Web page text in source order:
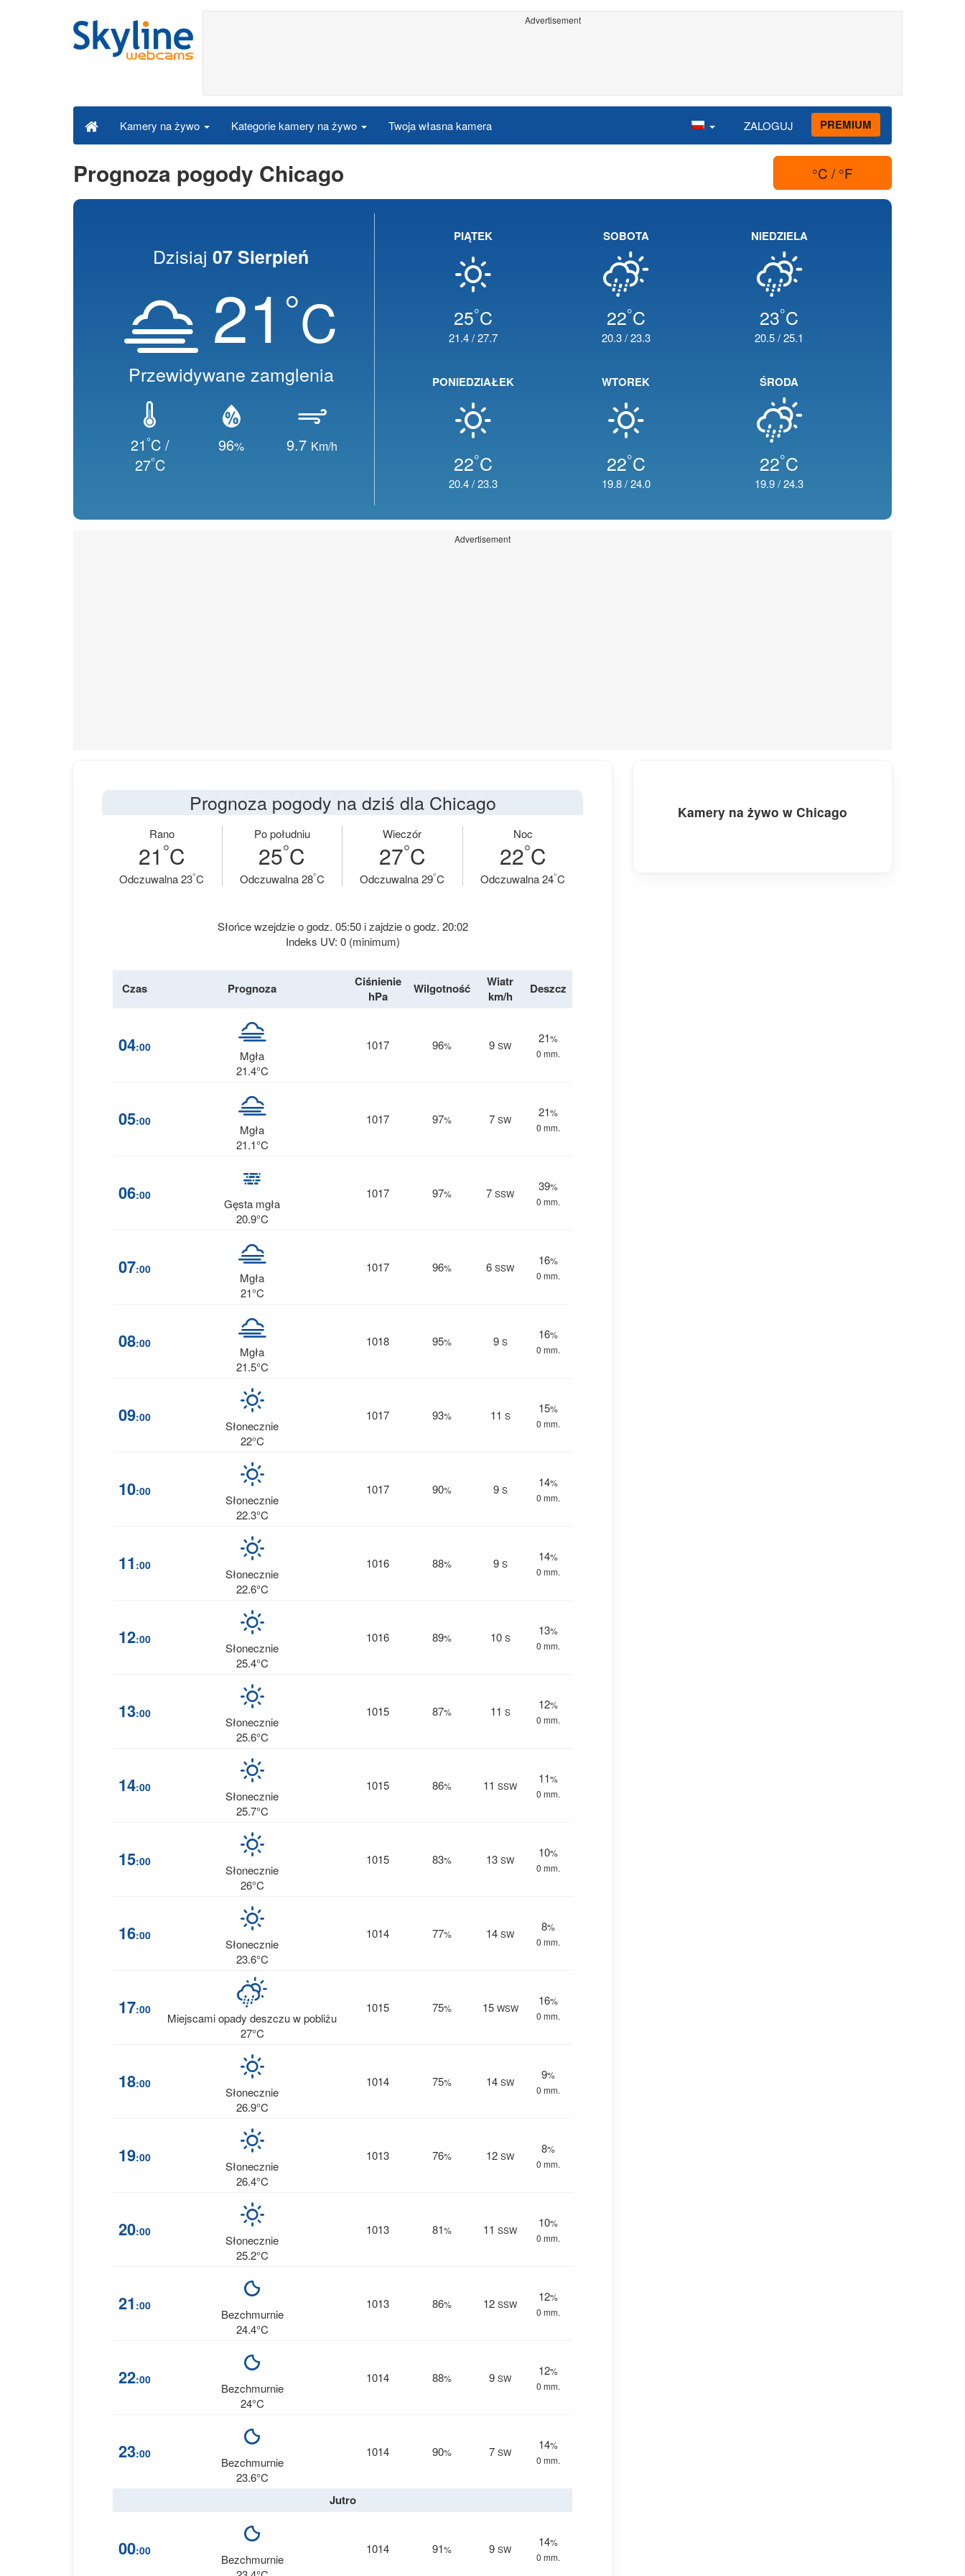
Advertisement
Kamery na żywo Kategorie kamery na żywo Twoja własna kamera ZALOGUJ PREMIUM
Prognoza pogody Chicago °C / °F
Dzisiaj 07 Sierpień
21 °C
Przewidywane zamglenia
21°C /
27°C
96% 9.7 Km/h
PIĄTEK
25°C
21.4/27.7
SOBOTA
22°C
20.3/23.3
NIEDZIELA
23°C
20.5/25.1
PONIEDZIAŁEK
22°C
20.4/23.3
WTOREK
22°C
19.8/24.0
ŚRODA
22°C
19.9/24.3
Advertisement
Prognoza pogody na dziś dla Chicago
Rano
21 °C
Odczuwalna 23°C
Po południu
25°C
Odczuwalna 28°C
Wieczór
27°C
Odczuwalna 29°C
Noc
22°C
Odczuwalna 24°C
Słońce wzejdzie o godz. 05:50 i zajdzie o godz. 20:02
Indeks UV: 0 (minimum)
Czas Prognoza
Ciśnienie
hPa
Wilgotność
Wiatr
km/h
Deszcz
04:00
Mgła
21.4°C
1017 96% 9 SW
21%
0 mm.
05:00
Mgła
21.1°C
1017 97% 7 SW
21%
0 mm.
06:00
Gęsta mgła
20.9°C
1017 97% 7 SSW
39%
0 mm.
07:00
Mgła
21°C
1017 96% 6 SSW
16%
0 mm.
08:00
Mgła
21.5°C
1018 95% 9 S
16%
0 mm.
09:00
Słonecznie
22°C
1017 93% 11 S
15%
0 mm.
10:00
Słonecznie
22.3°C
1017 90% 9 S
14%
0 mm.
11 :00
Słonecznie
22.6°C
1016 88% 9 S
14%
0 mm.
12:00
Słonecznie
25.4°C
1016 89% 10 S
13%
0 mm.
13:00
Słonecznie
25.6°C
1015 87% 11 S
12%
0 mm.
14:00
Słonecznie
25.7°C
1015 86% 11 SSW
11%
0 mm.
15:00
Słonecznie
26°C
1015 83% 13 SW
10%
0 mm.
16:00
Słonecznie
23.6°C
1014 77% 14 SW
8%
0 mm.
17:00
Miejscami opady deszczu w pobliżu
27°C
1015 75% 15 WSW
16%
0 mm.
18:00
Słonecznie
26.9°C
1014 75% 14 SW
9%
0 mm.
19:00
Słonecznie
26.4°C
1013 76% 12 SW
8%
0 mm.
20:00
Słonecznie
25.2°C
1013 81% 11 SSW
10%
0 mm.
21 :00
Bezchmurnie
24.4°C
1013 86% 12 SSW
12%
0 mm.
22:00
Bezchmurnie
24°C
1014 88% 9 SW
12%
0 mm.
23:00
Bezchmurnie
23.6°C
1014 90% 7 SW
14%
0 mm.
Jutro
00:00
Bezchmurnie
1014 91% 9 SW
14%
0 mm.
Kamery na żywo w Chicago